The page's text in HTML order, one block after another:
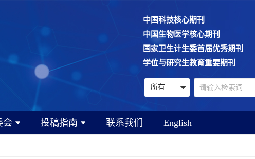
中国科技核心期刊
中国生物医学核心期刊
国家卫生计生委首届优秀期刊
学位与研究生教育重要期刊
会 投稿指南 联系我们 English